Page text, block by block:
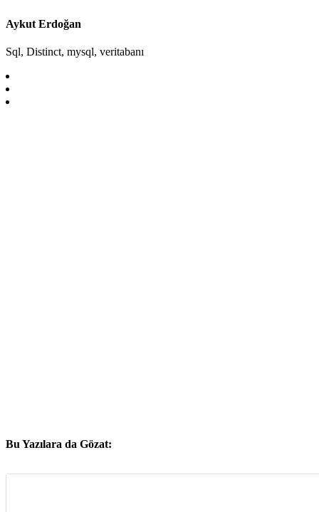
Aykut Erdoğan
Sql, Distinct, mysql, veritabanı
Bu Yazılara da Gözat: